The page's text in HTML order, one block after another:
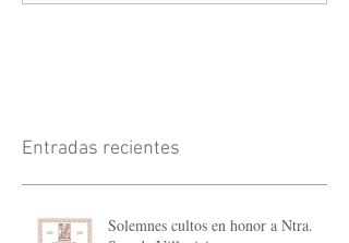
Entradas recientes
Solemnes cultos en honor a Ntra.